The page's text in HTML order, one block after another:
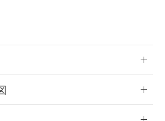
スに関するお客様との取
に関して"
」に記載されている法人を
10物質）の非含有証明書
証明書（当社基準）
行日時点で非含有を証明す